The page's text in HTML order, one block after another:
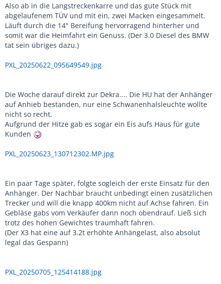
Also ab in die Langstreckenkarre und das gute Stück mit
abgelaufenem TÜV und mit ein, zwei Macken eingesammelt.
Läuft durch die 14" Bereifung hervorragend hinterher und
somit war die Heimfahrt ein Genuss. (Der 3.0 Diesel des BMW
tat sein übriges dazu.)
PXL_20250622_095649549.jpg
Die Woche darauf direkt zur Dekra.... Die HU hat der Anhänger
auf Anhieb bestanden, nur eine Schwanenhalsleuchte wollte
nicht so recht.
Aufgrund der Hitze gab es sogar ein Eis aufs Haus für gute
Kunden
PXL_20250623_130712302.MP.jpg
Ein paar Tage später, folgte sogleich der erste Einsatz für den
Anhänger. Der Nachbar braucht unbedingt einen zusätzlichen
Trecker und will die knapp 400km nicht auf Achse fahren. Ein
Gebläse gabs vom Verkäufer dann noch obendrauf. Ließ sich
trotz des hohen Gewichtes traumhaft fahren.
(Der X3 hat eine auf 3.2t erhöhte Anhängelast, also absolut
legal das Gespann)
PXL_20250705_125414188.jpg